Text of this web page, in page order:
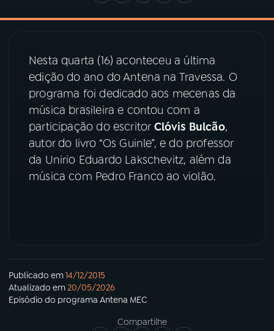
03PROGRAMAÇÃO
04 PROGRAMAS
05 PODCASTS
06VIDEOCASTS
YouTube
X
Nesta quarta (16) aconteceu a última
edição do ano do Antena na Travessa. O
programa foi dedicado aos mecenas da
música brasileira e contou com a
participação do escritor Clóvis Bulcão,
autor do livro “Os Guinle”, e do professor
da Unirio Eduardo Lakschevitz, além da
música com Pedro Franco ao violão.
Publicado em14/12/2015
Atualizado em20/05/2026
Episódio do programa Antena MEC
Compartilhe